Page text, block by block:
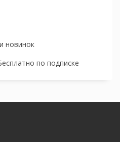
новинок
по подписке